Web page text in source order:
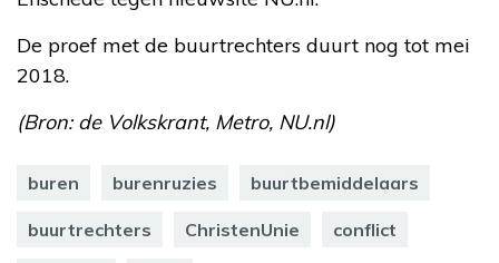
De proef met de buurtrechters duurt nog tot mei
2018.
(Bron: de Volkskrant, Metro, NU.nl)
buren burenruzies buurtbemiddelaars
buurtrechters ChristenUnie conflict